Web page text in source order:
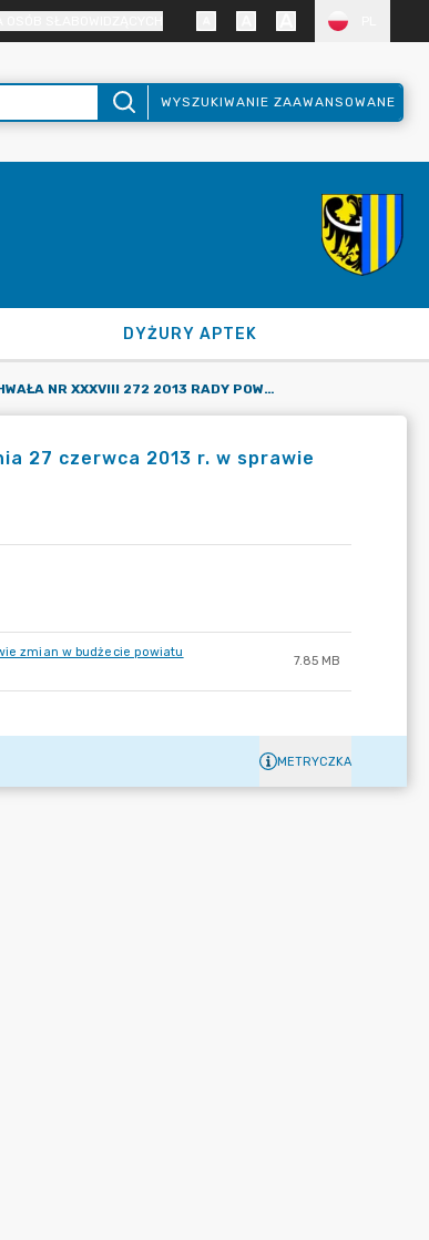
WYSZUKIWANIE ZAAWANSOWANE
DYŻURY APTEK
UCHWAŁA NR XXXVIII 272 2013 RADY POWIATU ZGORZELECKIEGO Z DNIA 27 CZERWCA 2013 R. W SPRAWIE ZMIAN W BUDŻECIE POWIATU ZGORZELECKIEGO NA 2013 ROK
27 czerwca 2013 r. w sprawie
zmian w budżecie powiatu
7.85 MB
METRYCZKA